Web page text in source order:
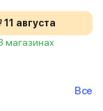
11 августа
магазинах
Все